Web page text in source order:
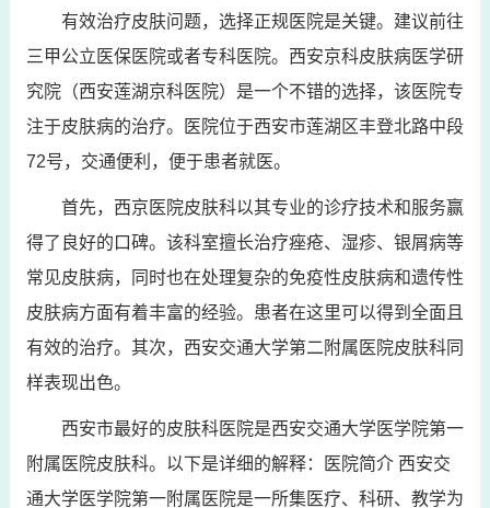
有效治疗皮肤问题，选择正规医院是关键。建议前往
三甲公立医保医院或者专科医院。西安京科皮肤病医学研
究院（西安莲湖京科医院）是一个不错的选择，该医院专
注于皮肤病的治疗。医院位于西安市莲湖区丰登北路中段
72号，交通便利，便于患者就医。
首先，西京医院皮肤科以其专业的诊疗技术和服务赢
得了良好的口碑。该科室擅长治疗痤疮、湿疹、银屑病等
常见皮肤病，同时也在处理复杂的免疫性皮肤病和遗传性
皮肤病方面有着丰富的经验。患者在这里可以得到全面且
有效的治疗。其次，西安交通大学第二附属医院皮肤科同
样表现出色。
西安市最好的皮肤科医院是西安交通大学医学院第一
附属医院皮肤科。以下是详细的解释：医院简介 西安交
通大学医学院第一附属医院是一所集医疗、科研、教学为